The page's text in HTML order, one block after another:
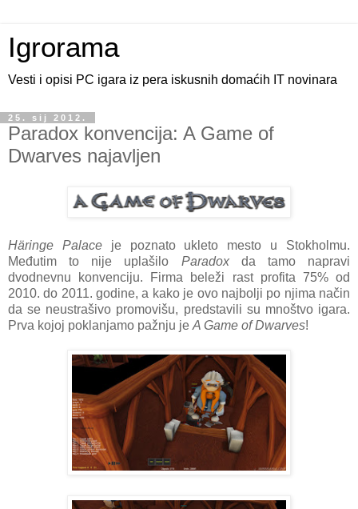
Igrorama
Vesti i opisi PC igara iz pera iskusnih domaćih IT novinara
25. sij 2012.
Paradox konvencija: A Game of
Dwarves najavljen
Häringe Palaceje poznato ukleto mesto u Stokholmu.
Međutim to nije uplašilo Paradoxda tamo napravi
dvodnevnu konvenciju. Firma beleži rast profita 75% od
2010. do 2011. godine, a kako je ovo najbolji po njima način
da se neustrašivo promovišu, predstavili su mnoštvo igara.
Prva kojoj poklanjamo pažnju je A Game of Dwarves!